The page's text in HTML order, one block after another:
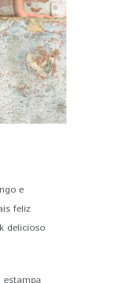
e
feliz
delicioso